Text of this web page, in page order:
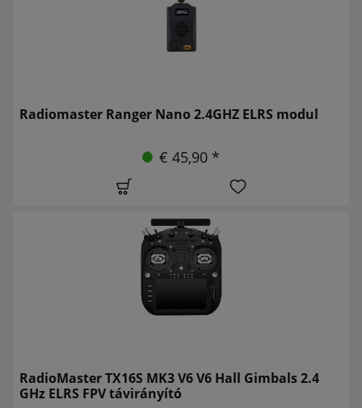
Radiomaster Ranger Nano 2.4GHZ ELRS modul
€ 45,90 *
RadioMaster TX16S MK3 V6 V6 Hall Gimbals 2.4
GHz ELRS FPV távirányító